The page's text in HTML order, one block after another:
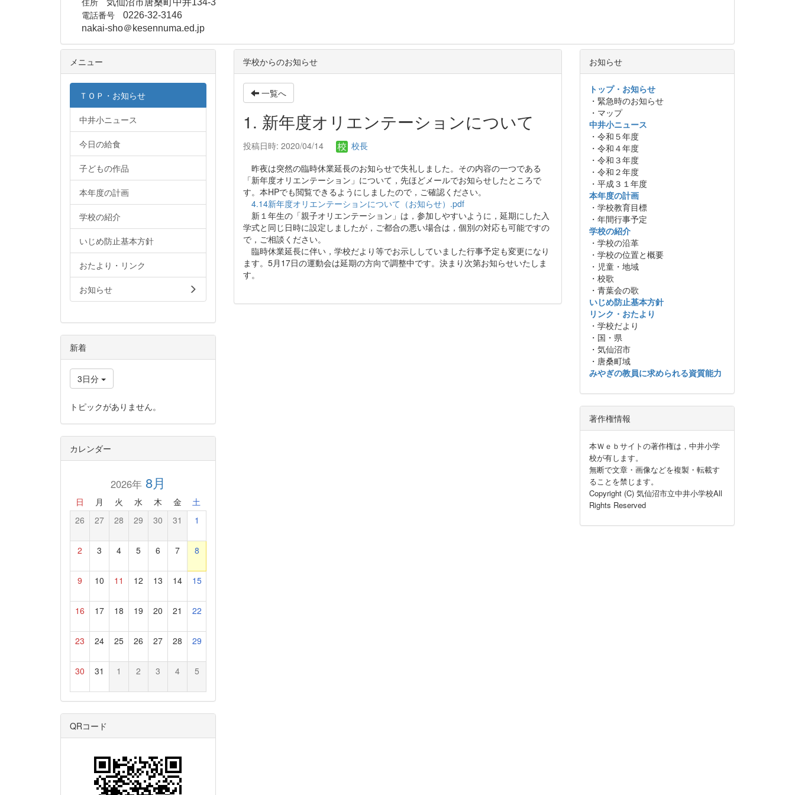
気仙沼市唐桑町中井134-3
電話番号 0226-32-3146
nakai-sho＠kesennuma.ed.jp
学校からのお知らせ
一覧へ
1. 新年度オリエンテーションについて
投稿日時: 2020/04/14
校長
昨夜は突然の臨時休業延長のお知らせで失礼しました。その内容の一つである
「新年度オリエンテーション」について，先ほどメールでお知らせしたところで
す。本HPでも閲覧できるようにしましたので，ご確認ください。
4.14新年度オリエンテーションについて（お知らせ）.pdf
新１年生の「親子オリエンテーション」は，参加しやすいように，延期にした入
学式と同じ日時に設定しましたが，ご都合の悪い場合は，個別の対応も可能ですの
で，ご相談ください。
臨時休業延長に伴い，学校だより等でお示ししていました行事予定も変更になり
ます。5月17日の運動会は延期の方向で調整中です。決まり次第お知らせいたしま
す。
メニュー
ＴＯＰ・お知らせ
中井小ニュース
今日の給食
子どもの作品
本年度の計画
学校の紹介
いじめ防止基本方針
おたより・リンク
お知らせ
新着
3日分
トピックがありません。
カレンダー
2026年8月
日 月 火 水 木 金 土
26 27 28 29 30 31 1
2 3 4 5 6 7 8
9 10 11 12 13 14 15
16 17 18 19 20 21 22
23 24 25 26 27 28 29
30 31 1 2 3 4 5
QRコード
お知らせ
トップ・お知らせ
・緊急時のお知らせ
・マップ
中井小ニュース
・令和５年度
・令和４年度
・令和３年度
・令和２年度
・平成３１年度
本年度の計画
・学校教育目標
・年間行事予定
学校の紹介
・学校の沿革
・学校の位置と概要
・児童・地域
・校歌
・青葉会の歌
いじめ防止基本方針
リンク・おたより
・学校だより
・国・県
・気仙沼市
・唐桑町域
みやぎの教員に求められる資質能力
著作権情報
本Ｗｅｂサイトの著作権は，中井小学
校が有します。
無断で文章・画像などを複製・転載す
ることを禁じます。
Copyright (C) 気仙沼市立中井小学校All
Rights Reserved